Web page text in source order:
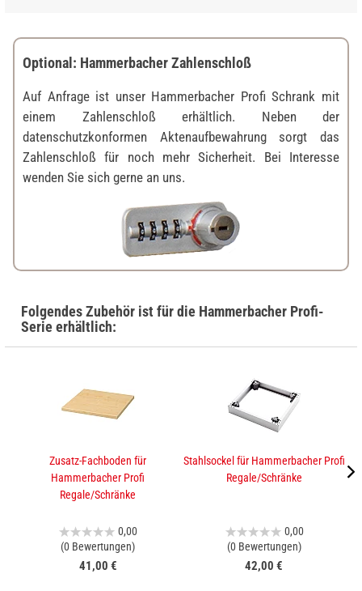
Optional: Hammerbacher Zahlenschloß
Auf Anfrage ist unser Hammerbacher Profi Schrank mit
einem Zahlenschloß erhältlich. Neben der
datenschutzkonformen Aktenaufbewahrung sorgt das
Zahlenschloß für noch mehr Sicherheit. Bei Interesse
wenden Sie sich gerne an uns.
Folgendes Zubehör ist für die Hammerbacher Profi-
Serie erhältlich:
Zusatz-Fachboden für
Hammerbacher Profi
Regale/Schränke
0,00
(0 Bewertungen)
41,00 €
Stahlsockel für Hammerbacher Profi
Regale/Schränke
0,00
(0 Bewertungen)
42,00 €